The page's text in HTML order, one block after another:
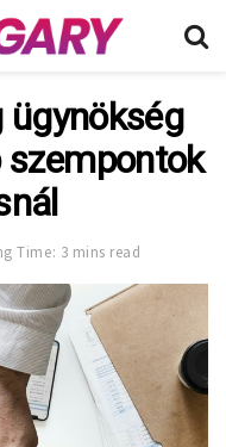
ügynökség
szempontok
Time: 3 mins read